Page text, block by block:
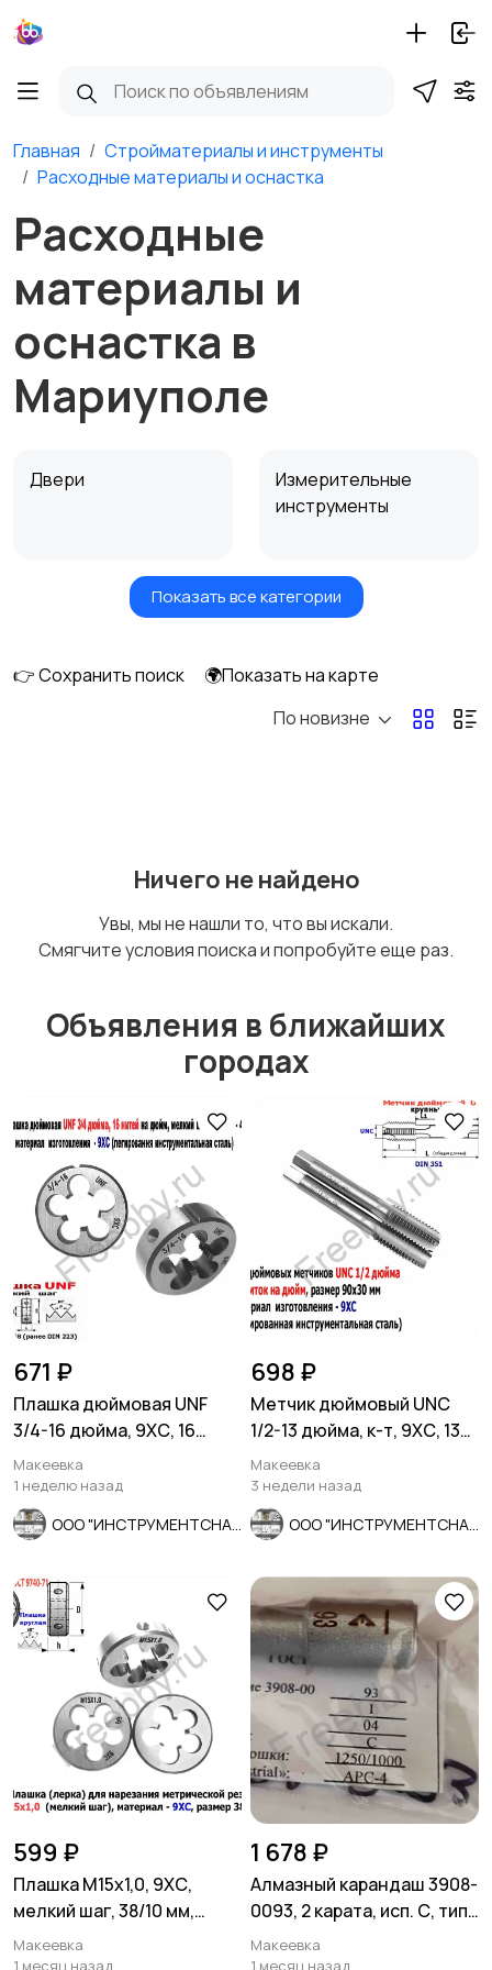
Главная
Стройматериалы и инструменты
Расходные материалы и оснастка
Расходные
материалы и
оснастка в
Мариуполе
Двери
Измерительные
инструменты
Отопление и
Ручные инструменты
водоснабжение
ы
материалы и
оснастка
Показать все категории
👉 Сохранить поиск
🌍Показать на карте
По новизне
Ничего не найдено
Увы, мы не нашли то, что вы искали.
Смягчите условия поиска и попробуйте еще раз.
Объявления в ближайших
городах
671 ₽
Плашка дюймовая UNF
3/4-16 дюйма, 9ХС, 16
нитей, мелкий шаг, 45/14
мм
Макеевка
1 неделю назад
698 ₽
Метчик дюймовый UNC
1/2-13 дюйма, к-т, 9ХС, 13
ниток на дюйм, 90/30
Макеевка
3 недели назад
599 ₽
Плашка М15х1,0, 9ХС,
мелкий шаг, 38/10 мм,
ГОСТ 7740-71.
Макеевка
1 месяц назад
1 678 ₽
Алмазный карандаш 3908-
0093, 2 карата, исп. С, тип
04, зерн 1250/1000.
Макеевка
1 месяц назад